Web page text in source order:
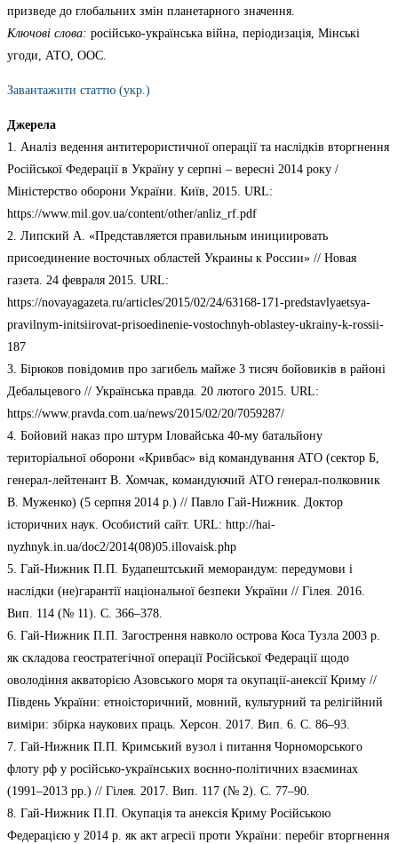
призведе до глобальних змін планетарного значення.
Ключові слова: російсько-українська війна, періодизація, Мінські
угоди, АТО, ООС.
Завантажити статтю (укр.)
Джерела
1. Аналіз ведення антитерористичної операції та наслідків вторгнення
Російської Федерації в Україну у серпні – вересні 2014 року /
Міністерство оборони України. Київ, 2015. URL:
https://www.mil.gov.ua/content/other/anliz_rf.pdf
2. Липский А. «Представляется правильным инициировать
присоединение восточных областей Украины к России» // Новая
газета. 24 февраля 2015. URL:
https://novayagazeta.ru/articles/2015/02/24/63168-171-predstavlyaetsya-
pravilnym-initsiirovat-prisoedinenie-vostochnyh-oblastey-ukrainy-k-rossii-
187
3. Бірюков повідомив про загибель майже 3 тисяч бойовиків в районі
Дебальцевого // Українська правда. 20 лютого 2015. URL:
https://www.pravda.com.ua/news/2015/02/20/7059287/
4. Бойовий наказ про штурм Іловайська 40-му батальйону
територіальної оборони «Кривбас» від командування АТО (сектор Б,
генерал-лейтенант В. Хомчак, командуючий АТО генерал-полковник
В. Муженко) (5 серпня 2014 р.) // Павло Гай-Нижник. Доктор
історичних наук. Особистий сайт. URL: http://hai-
nyzhnyk.in.ua/doc2/2014(08)05.illovaisk.php
5. Гай-Нижник П.П. Будапештський меморандум: передумови і
наслідки (не)гарантії національної безпеки України // Гілея. 2016.
Вип. 114 (№ 11). С. 366–378.
6. Гай-Нижник П.П. Загострення навколо острова Коса Тузла 2003 р.
як складова геостратегічної операції Російської Федерації щодо
оволодіння акваторією Азовського моря та окупації-анексії Криму //
Південь України: етноісторичний, мовний, культурний та релігійний
виміри: збірка наукових праць. Херсон. 2017. Вип. 6. С. 86–93.
7. Гай-Нижник П.П. Кримський вузол і питання Чорноморського
флоту рф у російсько-українських воєнно-політичних взаєминах
(1991–2013 рр.) // Гілея. 2017. Вип. 117 (№ 2). С. 77–90.
8. Гай-Нижник П.П. Окупація та анексія Криму Російською
Федерацією у 2014 р. як акт агресії проти України: перебіг вторгнення